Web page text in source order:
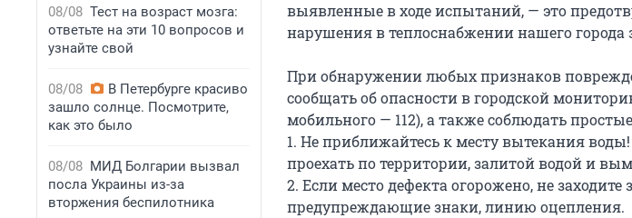
08/08 Тест на возраст мозга:
ответьте на эти 10 вопросов и
узнайте свой
08/08
В Петербурге красиво
зашло солнце. Посмотрите,
как это было
08/08 МИД Болгарии вызвал
посла Украины из-за
вторжения беспилотника
выявленные в ходе испытаний, — это
нарушения в теплоснабжении нашего города
При обнаружении любых признаков
сообщать об опасности в городской
мобильного — 112), а также соблюдать
1. Не приближайтесь к месту вытекания
проехать по территории, залитой водой и
2. Если место дефекта огорожено, не заходите
предупреждающие знаки, линию оцепления.